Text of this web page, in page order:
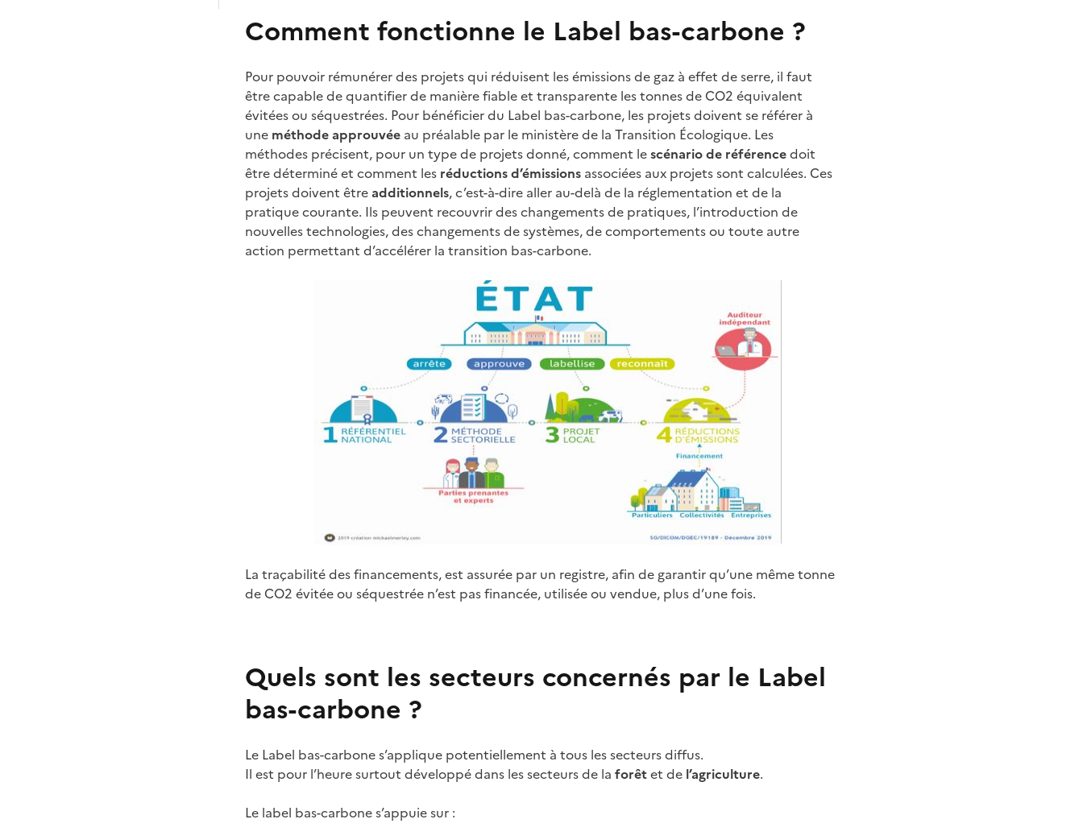
Comment fonctionne le Label bas-carbone ?
Pour pouvoir rémunérer des projets qui réduisent les émissions de gaz à effet de serre, il faut
être capable de quantifier de manière fiable et transparente les tonnes de CO2 équivalent
évitées ou séquestrées. Pour bénéficier du Label bas-carbone, les projets doivent se référer à
une méthode approuvée au préalable par le ministère de la Transition Écologique. Les
méthodes précisent, pour un type de projets donné, comment lescénario de référencedoit
être déterminé et comment les réductions d’émissions associées aux projets sont calculées. Ces
projets doivent êtreadditionnels, c’est-à-dire aller au-delà de la réglementation et de la
pratique courante. Ils peuvent recouvrir des changements de pratiques, l’introduction de
nouvelles technologies, des changements de systèmes, de comportements ou toute autre
action permettant d’accélérer la transition bas-carbone.
La traçabilité des financements, est assurée par un registre, afin de garantir qu’une même tonne
de CO2 évitée ou séquestrée n’est pas financée, utilisée ou vendue, plus d’une fois.
Quels sont les secteurs concernés par le Label
bas-carbone ?
Le Label bas-carbone s’applique potentiellement à tous les secteurs diffus.
Il est pour l’heure surtout développé dans les secteurs de la forêtet de l’agriculture.
Le label bas-carbone s’appuie sur :